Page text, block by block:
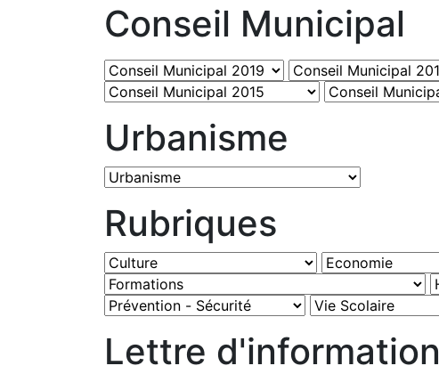
Conseil Municipal
Urbanisme
Rubriques
Lettre d'information